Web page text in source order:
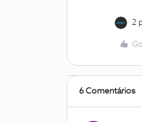
2
6 Comentários